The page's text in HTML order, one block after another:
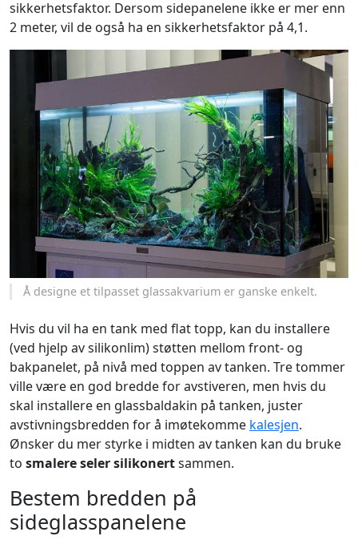
sikkerhetsfaktor. Dersom sidepanelene ikke er mer enn
2 meter, vil de også ha en sikkerhetsfaktor på 4,1.
Å designe et tilpasset glassakvarium er ganske enkelt.
Hvis du vil ha en tank med flat topp, kan du installere
(ved hjelp av silikonlim) støtten mellom front- og
bakpanelet, på nivå med toppen av tanken. Tre tommer
ville være en god bredde for avstiveren, men hvis du
skal installere en glassbaldakin på tanken, juster
avstivningsbredden for å imøtekomme kalesjen.
Ønsker du mer styrke i midten av tanken kan du bruke
to smalere seler silikonertsammen.
Bestem bredden på
sideglasspanelene